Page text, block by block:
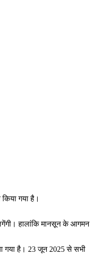
गया है।
हालांकि मानसून के आगमन
गया है। 23 जून 2025 से सभी